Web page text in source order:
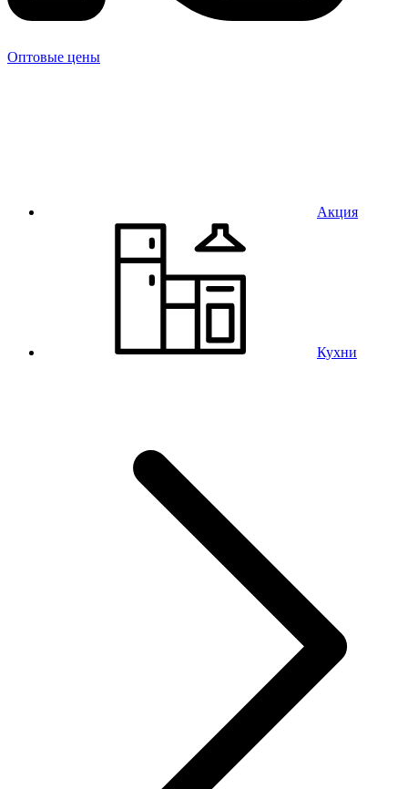
Оптовые цены
Акция
Кухни